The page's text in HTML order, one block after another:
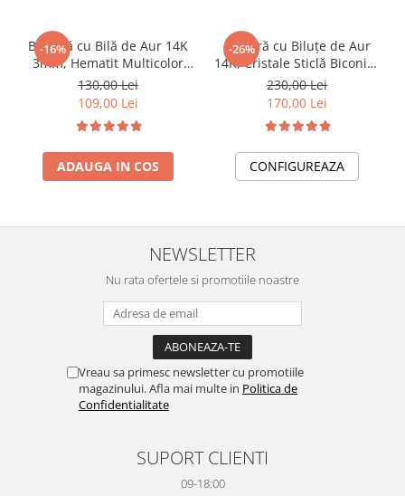
-16%
Brățară cu Bilă de Aur 14K
3mm, Hematit Multicolor
Fațetat, Șnur Reglabil
130,00 Lei
109,00 Lei
ADAUGA IN COS
-26%
Brățară cu Biluțe de Aur
14K, Cristale Sticlă Biconice
și Șnur Reglabil
230,00 Lei
170,00 Lei
CONFIGUREAZA
NEWSLETTER
Nu rata ofertele si promotiile noastre
Vreau sa primesc newsletter cu promotiile
magazinului. Afla mai multe in Politica de
Confidentialitate
SUPORT CLIENTI
09-18:00